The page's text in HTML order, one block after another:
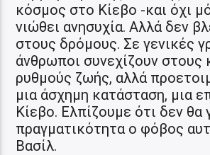
κόσμος στο Κίεβο -και όχι
νιώθει ανησυχία. Αλλά δεν
στους δρόμους. Σε γενικές
άνθρωποι συνεχίζουν στους
ρυθμούς ζωής, αλλά
μια άσχημη κατάσταση, μια
Κίεβο. Ελπίζουμε ότι δεν θα
πραγματικότητα ο φόβος
Βασίλ.